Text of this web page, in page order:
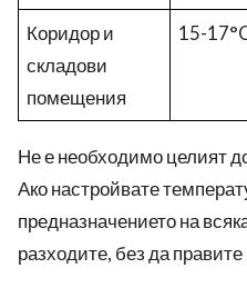
Коридор и
складови
помещения
15-
Не е необходимо целият
Ако настройвате
предназначението на
разходите, без да